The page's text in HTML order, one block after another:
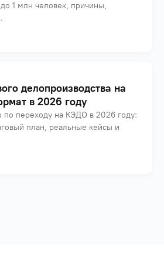
1 млн человек, причины,
делопроизводства на
в 2026 году
по переходу на КЭДО в 2026 году:
план, реальные кейсы и